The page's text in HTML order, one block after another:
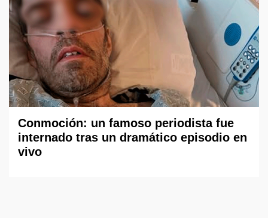
Conmoción: un famoso periodista fue
internado tras un dramático episodio en
vivo